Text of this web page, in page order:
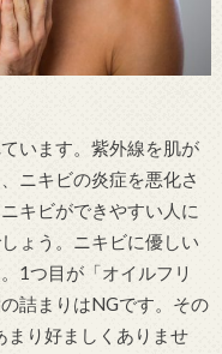
います。紫外線を肌が
ニキビの炎症を悪化さ
キビができやすい人に
ょう。ニキビに優しい
1つ目が「オイルフリ
詰まりはNGです。その
まり好ましくありませ